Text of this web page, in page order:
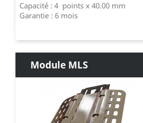
Capacité : 4 points x 40.00 mm
Garantie : 6 mois
Module MLS